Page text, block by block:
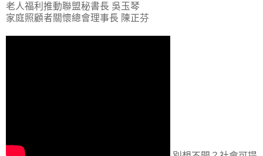
老人福利推動聯盟秘書長 吳玉琴
家庭照顧者關懷總會理事長 陳正芬